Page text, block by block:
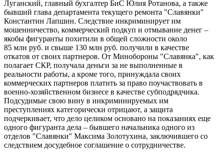
Луганский, главный бухгалтер БиС Юлия Ротанова, а также
бывший глава департамента текущего ремонта "Славянки"
Константин Лапшин. Следствие инкриминирует им
мошенничество, коммерческий подкуп и отмывание денег –
якобы фигуранты похитили в общей сложности около
85 млн руб. и свыше 130 млн руб. получили в качестве
откатов от своих партнеров. От Минобороны "Славянка", как
полагает СКР, получала деньги за не выполненные в
реальности работы, а кроме того, принуждала своих
коммерческих партнеров платить за право поучаствовать в
военно-хозяйственном бизнесе в качестве субподрядчика.
Подсудимые свою вину в инкриминируемых им
преступлениях категорически отрицают, а защита
подчеркивает, что дело целиком основано на показаниях еще
одного фигуранта дела – бывшего начальника одного из
отделов "Славянки" Максима Золотухина, заключившего со
следствием досудебное соглашение о сотрудничестве.